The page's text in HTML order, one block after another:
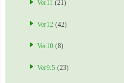
Ver11 (21)
Ver12 (42)
Ver10 (8)
Ver9.5 (23)